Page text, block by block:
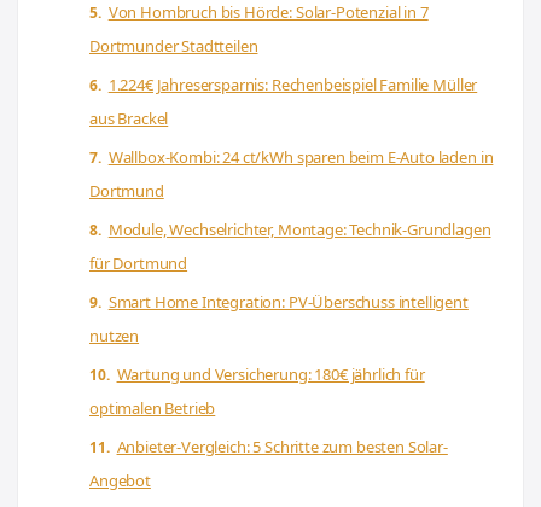
Von Hombruch bis Hörde: Solar-Potenzial in 7
Dortmunder Stadtteilen
1.224€ Jahresersparnis: Rechenbeispiel Familie Müller
aus Brackel
Wallbox-Kombi: 24 ct/kWh sparen beim E-Auto laden in
Dortmund
Module, Wechselrichter, Montage: Technik-Grundlagen
für Dortmund
Smart Home Integration: PV-Überschuss intelligent
nutzen
Wartung und Versicherung: 180€ jährlich für
optimalen Betrieb
Anbieter-Vergleich: 5 Schritte zum besten Solar-
Angebot